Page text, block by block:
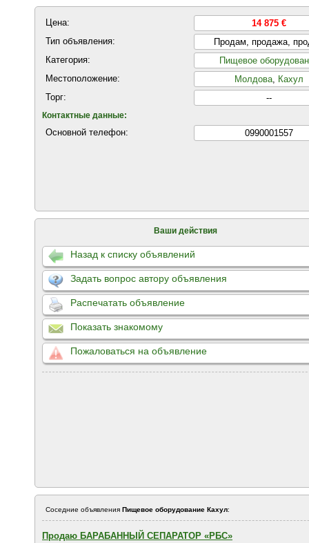
Цена:
14 875 €
Тип объявления:
Продам, продажа,
Категория:
Пищевое
Местоположение:
Молдова, Кахул
Торг:
--
Контактные данные:
Основной телефон: 0990001557
Ваши действия
Назад к списку объявлений
Задать вопрос автору объявления
Распечатать объявление
Показать знакомому
Пожаловаться на объявление
Соседние объявления Пищевое оборудование Кахул:
Продаю БАРАБАННЫЙ СЕПАРАТОР «РБС»